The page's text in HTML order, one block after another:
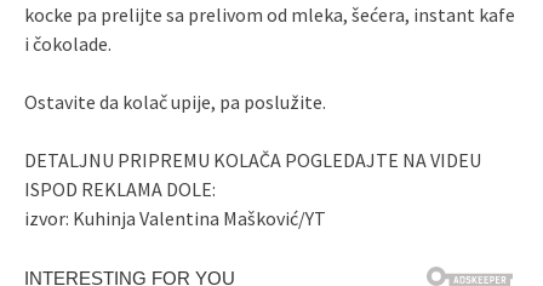
kocke pa prelijte sa prelivom od mleka, šećera, instant kafe
i čokolade.
Ostavite da kolač upije, pa poslužite.
DETALJNU PRIPREMU KOLAČA POGLEDAJTE NA VIDEU
ISPOD REKLAMA DOLE:
izvor: Kuhinja Valentina Mašković/YT